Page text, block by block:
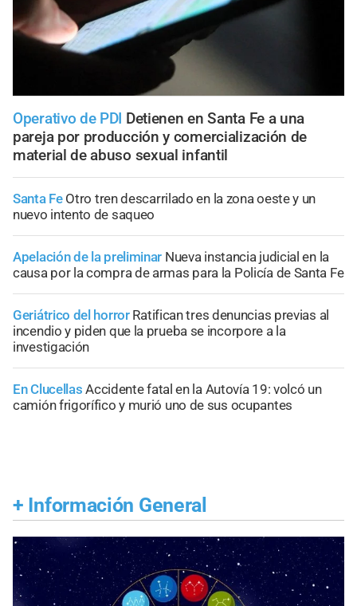
Operativo de PDI Detienen en Santa Fe a una
pareja por producción y comercialización de
material de abuso sexual infantil
Santa Fe Otro tren descarrilado en la zona oeste y un
nuevo intento de saqueo
Apelación de la preliminar Nueva instancia judicial en la
causa por la compra de armas para la Policía de Santa Fe
Geriátrico del horror Ratifican tres denuncias previas al
incendio y piden que la prueba se incorpore a la
investigación
En Clucellas Accidente fatal en la Autovía 19: volcó un
camión frigorífico y murió uno de sus ocupantes
+ Información General